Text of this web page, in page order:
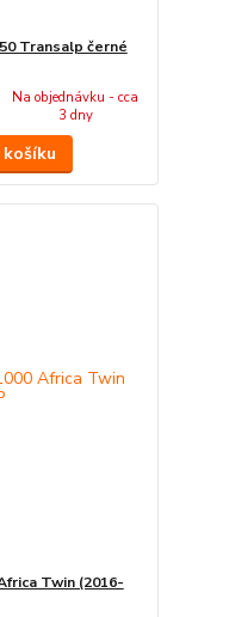
Transalp černé
Na objednávku - cca
3 dny
Twin (2016-